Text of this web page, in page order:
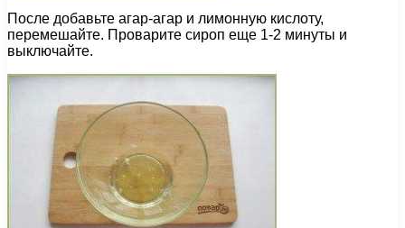
После добавьте агар-агар и лимонную кислоту,
перемешайте. Проварите сироп еще 1-2 минуты и
выключайте.